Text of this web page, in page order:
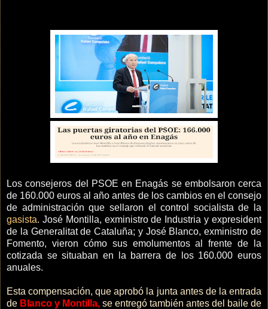
Los consejeros del PSOE en Enagás se embolsaron cerca
de 160.000 euros al año antes de los cambios en el consejo
de administración que sellaron el control socialista de la
gasista. José Montilla, exministro de Industria y expresident
de la Generalitat de Cataluña; y José Blanco, exministro de
Fomento, vieron cómo sus emolumentos al frente de la
cotizada se situaban en la barrera de los 160.000 euros
anuales.
Esta compensación, que aprobó la junta antes de la entrada
de Blanco y Montilla, se entregó también antes del baile de